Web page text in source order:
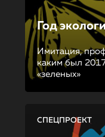
Год
Имитация,
каким был
«зеленых»
СПЕЦПРОЕКТ